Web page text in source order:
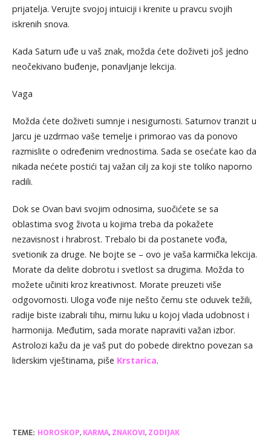
prijatelja. Verujte svojoj intuiciji i krenite u pravcu svojih
iskrenih snova.
Kada Saturn uđe u vaš znak, možda ćete doživeti još jedno
neočekivano buđenje, ponavljanje lekcija.
Vaga
Možda ćete doživeti sumnje i nesigurnosti. Saturnov tranzit u
Jarcu je uzdrmao vaše temelje i primorao vas da ponovo
razmislite o određenim vrednostima. Sada se osećate kao da
nikada nećete postići taj važan cilj za koji ste toliko naporno
radili.
Dok se Ovan bavi svojim odnosima, suočićete se sa
oblastima svog života u kojima treba da pokažete
nezavisnost i hrabrost. Trebalo bi da postanete vođa,
svetionik za druge. Ne bojte se – ovo je vaša karmička lekcija.
Morate da delite dobrotu i svetlost sa drugima. Možda to
možete učiniti kroz kreativnost. Morate preuzeti više
odgovornosti. Uloga vođe nije nešto čemu ste oduvek težili,
radije biste izabrali tihu, mirnu luku u kojoj vlada udobnost i
harmonija. Međutim, sada morate napraviti važan izbor.
Astrolozi kažu da je vaš put do pobede direktno povezan sa
liderskim vještinama, piše Krstarica.
TEME: HOROSKOP, KARMA, ZNAKOVI, ZODIJAK